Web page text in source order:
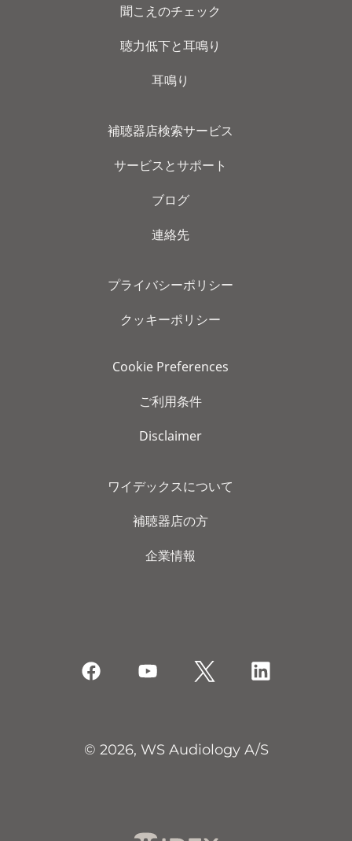
聞こえのチェック
聴力低下と耳鳴り
耳鳴り
補聴器店検索サービス
サービスとサポート
ブログ
連絡先
プライバシーポリシー
クッキーポリシー
Cookie Preferences
ご利用条件
Disclaimer
ワイデックスについて
補聴器店の方
企業情報
© 2026, WS Audiology A/S